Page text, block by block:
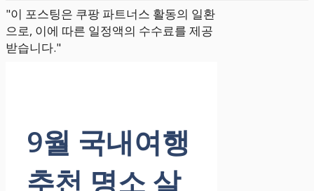
"이 포스팅은 쿠팡 파트너스 활동의 일환
으로, 이에 따른 일정액의 수수료를 제공
받습니다."
9월 국내여행
추천 명소 살